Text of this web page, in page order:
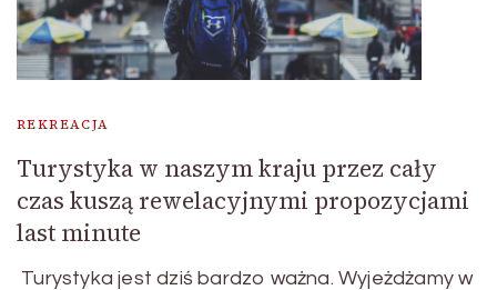
REKREACJA
Turystyka w naszym kraju przez cały
czas kuszą rewelacyjnymi propozycjami
last minute
Turystyka jest dziś bardzo ważna. Wyjeżdżamy w